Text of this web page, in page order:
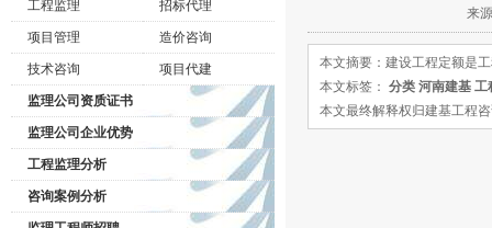
工程监理 招标代理
项目管理 造价咨询
技术咨询 项目代建
监理公司资质证书
监理公司企业优势
工程监理分析
咨询案例分析
来
本文摘要：建设工程定额是
本文标签： 分类 河南建基 工
本文最终解释权归建基工程咨